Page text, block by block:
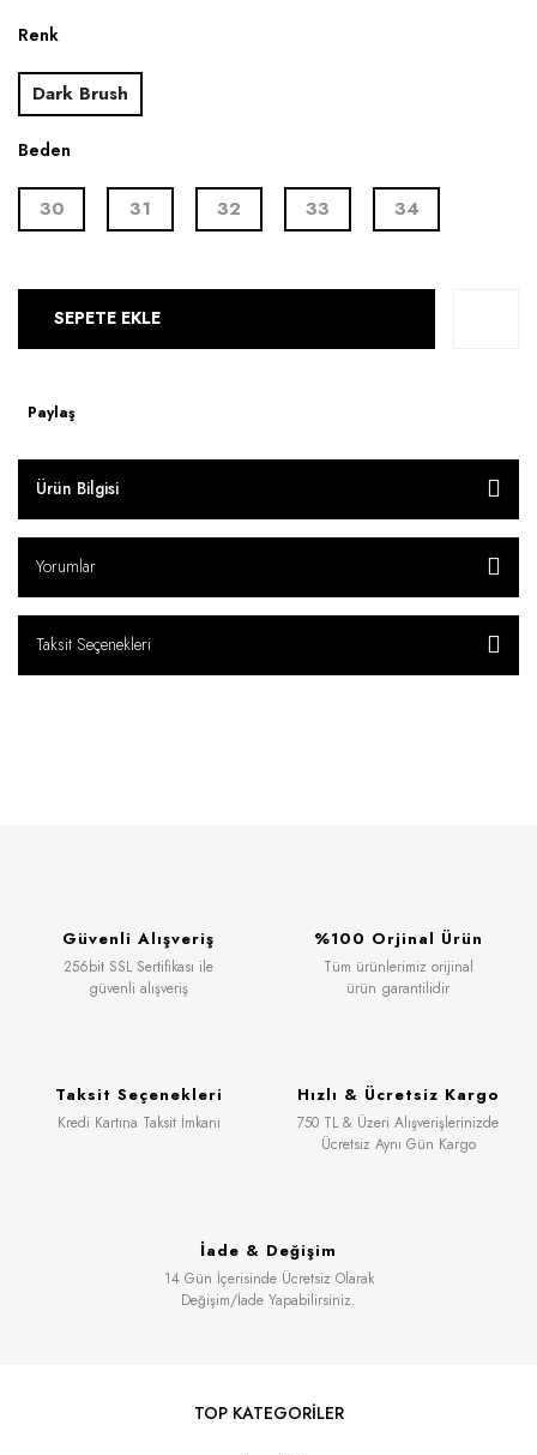
Renk
Dark Brush
Beden
30 31 32 33 34
SEPETE EKLE
Paylaş
Ürün Bilgisi
Yorumlar
Taksit Seçenekleri
Güvenli Alışveriş
256bit SSL Sertifikası ile
güvenli alışveriş
%100 Orjinal Ürün
Tüm ürünlerimiz orijinal
ürün garantilidir
Taksit Seçenekleri
Kredi Kartına Taksit İmkanı
Hızlı & Ücretsiz Kargo
750 TL & Üzeri Alışverişlerinizde
Ücretsiz Aynı Gün Kargo
İade & Değişim
14 Gün İçerisinde Ücretsiz Olarak
Değişim/İade Yapabilirsiniz.
TOP KATEGORİLER